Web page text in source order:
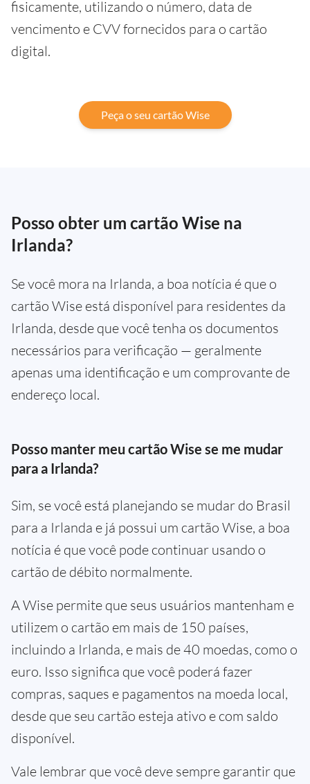
fisicamente, utilizando o número, data de
vencimento e CVV fornecidos para o cartão
digital.
Peça o seu cartão Wise
Posso obter um cartão Wise na
Irlanda?
Se você mora na Irlanda, a boa notícia é que o
cartão Wise está disponível para residentes da
Irlanda, desde que você tenha os documentos
necessários para verificação — geralmente
apenas uma identificação e um comprovante de
endereço local.
Posso manter meu cartão Wise se me mudar
para a Irlanda?
Sim, se você está planejando se mudar do Brasil
para a Irlanda e já possui um cartão Wise, a boa
notícia é que você pode continuar usando o
cartão de débito normalmente.
A Wise permite que seus usuários mantenham e
utilizem o cartão em mais de 150 países,
incluindo a Irlanda, e mais de 40 moedas, como o
euro. Isso significa que você poderá fazer
compras, saques e pagamentos na moeda local,
desde que seu cartão esteja ativo e com saldo
disponível.
Vale lembrar que você deve sempre garantir que